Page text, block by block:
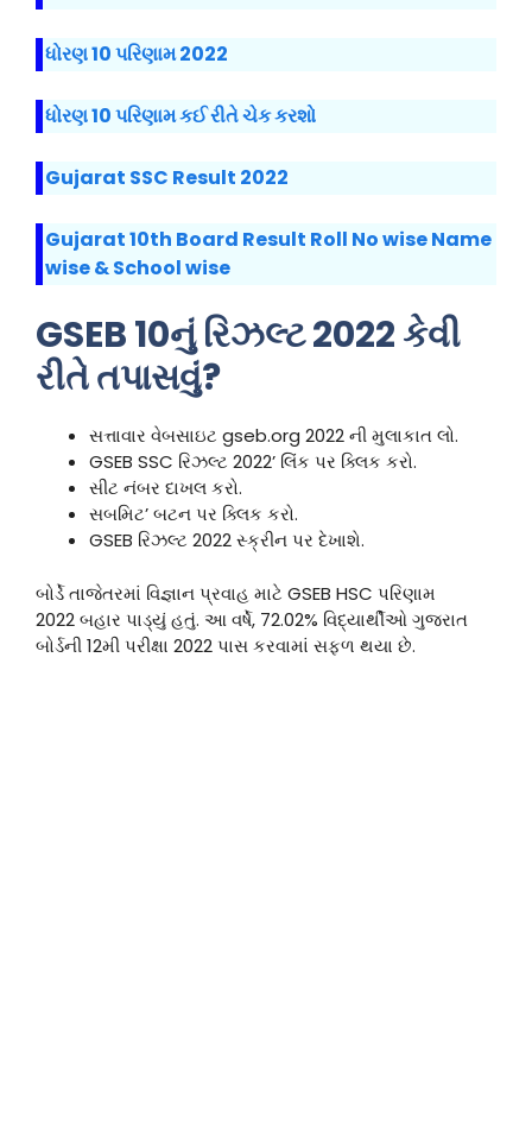
ધોરણ 10 પરિણામ 2022
ધોરણ 10 પરિણામ કઈ રીતે ચેક કરશો
Gujarat SSC Result 2022
Gujarat 10th Board Result Roll No wise Name
wise & School wise
GSEB 10નું રિઝલ્ટ 2022 કેવી
રીતે તપાસવું?
સત્તાવાર વેબસાઇટ gseb.org 2022 ની મુલાકાત લો.
GSEB SSC રિઝલ્ટ 2022’ લિંક પર ક્લિક કરો.
સીટ નંબર દાખલ કરો.
સબમિટ’ બટન પર ક્લિક કરો.
GSEB રિઝલ્ટ 2022 સ્ક્રીન પર દેખાશે.
બોર્ડે તાજેતરમાં વિજ્ઞાન પ્રવાહ માટે GSEB HSC પરિણામ
2022 બહાર પાડ્યું હતું. આ વર્ષે, 72.02% વિદ્યાર્થીઓ ગુજરાત
બોર્ડની 12મી પરીક્ષા 2022 પાસ કરવામાં સફળ થયા છે.